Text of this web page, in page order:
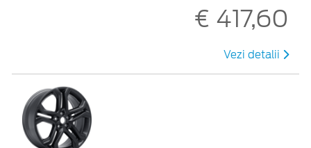
€ 417,60
Vezi detalii